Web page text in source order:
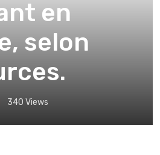
en
selon
340 Views